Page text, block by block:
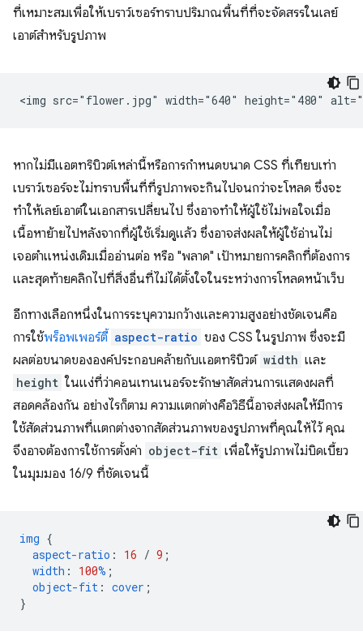
ที่เหมาะสมเพื่อให้เบราว์เซอร์ทราบปริมาณพื้นที่ที่จะจัดสรรในเลย์
เอาต์สำหรับรูปภาพ
หากไม่มีแอตทริบิวต์เหล่านี้หรือการกำหนดขนาด CSS ที่เทียบเท่า
เบราว์เซอร์จะไม่ทราบพื้นที่ที่รูปภาพจะกินไปจนกว่าจะโหลด ซึ่งจะ
ทำให้เลย์เอาต์ในเอกสารเปลี่ยนไป ซึ่งอาจทำให้ผู้ใช้ไม่พอใจเมื่อ
เนื้อหาย้ายไปหลังจากที่ผู้ใช้เริ่มดูแล้ว ซึ่งอาจส่งผลให้ผู้ใช้อ่านไม่
เจอตำแหน่งเดิมเมื่ออ่านต่อ หรือ "พลาด" เป้าหมายการคลิกที่ต้องการ
และสุดท้ายคลิกไปที่สิ่งอื่นที่ไม่ได้ตั้งใจในระหว่างการโหลดหน้าเว็บ
อีกทางเลือกหนึ่งในการระบุความกว้างและความสูงอย่างชัดเจนคือ
การใช้พร็อพเพอร์ตี้ aspect-ratio ของ CSS ในรูปภาพ ซึ่งจะมี
ผลต่อขนาดขององค์ประกอบคล้ายกับแอตทริบิวต์ width และ
height ในแง่ที่ว่าคอนเทนเนอร์จะรักษาสัดส่วนการแสดงผลที่
สอดคล้องกัน อย่างไรก็ตาม ความแตกต่างคือวิธีนี้อาจส่งผลให้มีการ
ใช้สัดส่วนภาพที่แตกต่างจากสัดส่วนภาพของรูปภาพที่คุณให้ไว้ คุณ
จึงอาจต้องการใช้การตั้งค่า object-fit เพื่อให้รูปภาพไม่บิดเบี้ยว
ในมุมมอง 16/9 ที่ชัดเจนนี้
img {
aspect-ratio : 16 / 9 ;
width : 100% ;
object-fit : cover ;
}